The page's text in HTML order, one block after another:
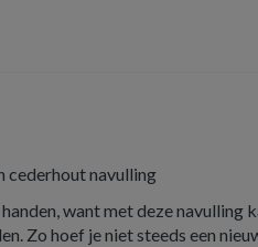
cederhout navulling
want met deze navulling
Zo hoef je niet steeds een